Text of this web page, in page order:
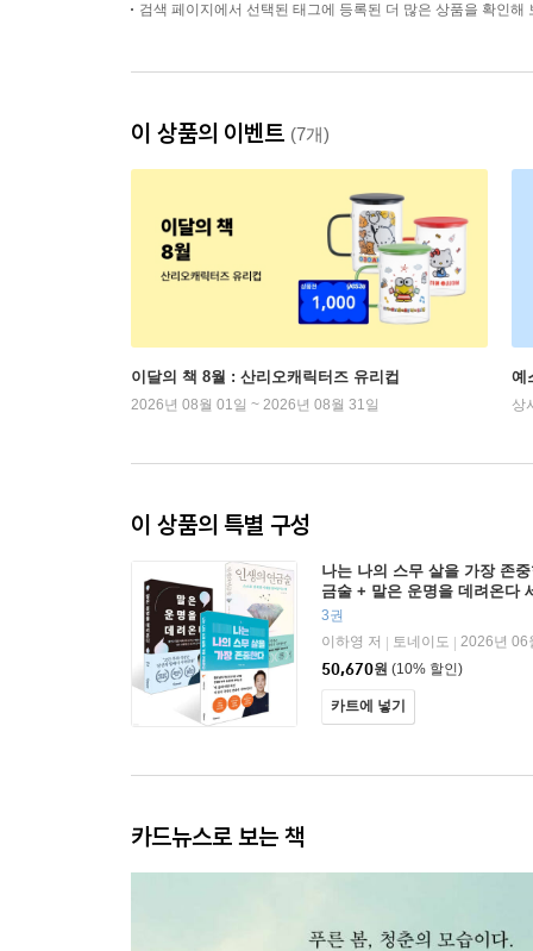
검색 페이지에서 선택된 태그에 등록된 더 많은 상품을 확인해
이 상품의 이벤트 (7개)
이달의 책 8월 : 산리오캐릭터즈 유리컵
2026년 08월 01일 ~ 2026년 08월 31일
예
상
이 상품의 특별 구성
나는 나의 스무 살을 가장 존
금술 + 말은 운명을 데려온다
3권
이하영 저
토네이도
2026년 06
50,670원 (10% 할인)
카트에 넣기
카드뉴스로 보는 책